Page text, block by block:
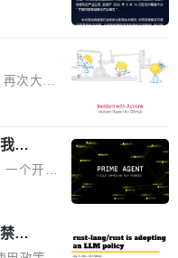
所有论文
问题。
ICLR 2
。 第一
是他
刚好能
" Hopp
。 更关
展。作
不同类
支撑，
打开新
发者日
件产业
术顾
芯片适
一互联
业进一
次大规
小时，
度层故
、C
到完全
的第六
。 Git
组数
，每周
改
人类
个开源
个抽
）和 C
测试